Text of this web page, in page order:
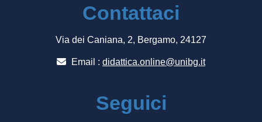
Contattaci
Via dei Caniana, 2, Bergamo, 24127
Email : didattica.online@unibg.it
Seguici